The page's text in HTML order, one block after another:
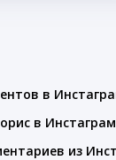
в
в Инстаграм
из